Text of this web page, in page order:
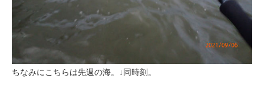
ちなみにこちらは先週の海。↓同時刻。